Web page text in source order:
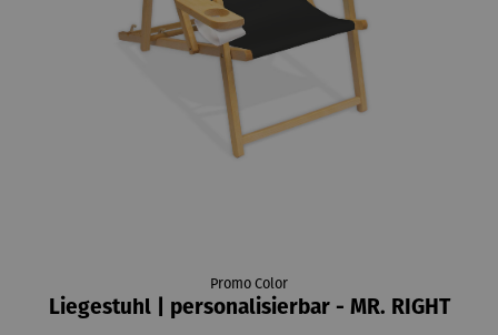
Promo Color
Liegestuhl | personalisierbar - MR. RIGHT